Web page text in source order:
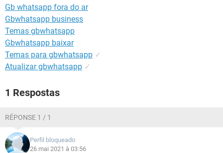
Gb whatsapp fora do ar
Gbwhatsapp business
Temas gbwhatsapp
Gbwhatsapp baixar
Temas para gbwhatsapp ✓
Atualizar gbwhatsapp ✓
1 Respostas
RÉPONSE 1 / 1
Perfil bloqueado
26 mai 2021 à 03:56